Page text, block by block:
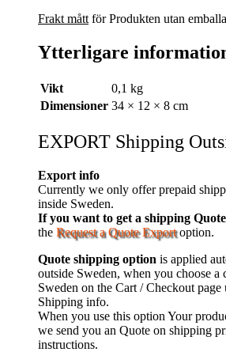
Frakt mått för Produkten utan
Ytterligare
Vikt
0,1 kg
Dimensioner 34 × 12 × 8 cm
EXPORT Shipping
Export info
Currently we only offer prepaid
inside Sweden.
If you want to get a shipping
the Request a Quote Exportoption.
Quote shipping option is applied
outside Sweden, when you choose a
Sweden on the Cart / Checkout
Shipping info.
When you use this option Your
we send you an Quote on shipping
instructions.